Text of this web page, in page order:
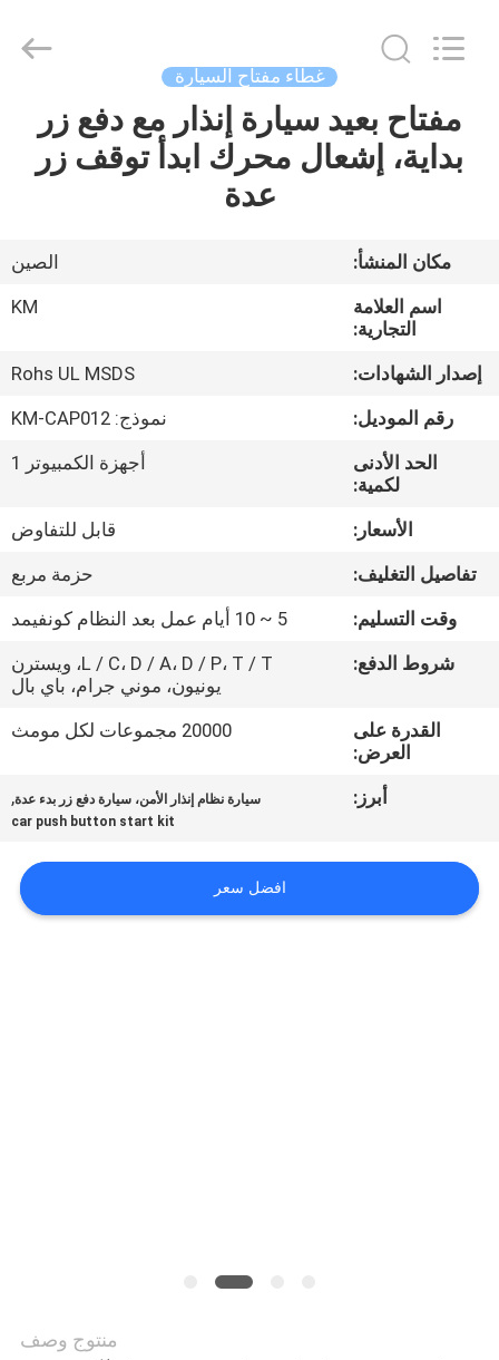
منزل،
بيت
معلومات
جولة
مراقبة
الجودة
اتصل
اقتباس
Technology
Reserved.
غطاء مفتاح السيارة
مفتاح بعيد سيارة إنذار مع دفع زر
بداية، إشعال محرك ابدأ توقف زر
عدة
مكان المنشأ:
الصين
اسم العلامة
التجارية:
KM
إصدار الشهادات:
Rohs UL MSDS
رقم الموديل:
نموذج: KM-CAP012
الحد الأدنى
لكمية:
أجهزة الكمبيوتر 1
الأسعار:
قابل للتفاوض
تفاصيل التغليف:
حزمة مربع
وقت التسليم:
5 ~ 10 أيام عمل بعد النظام كونفيمد
شروط الدفع:
L / C، D / A، D / P، T / T، ويسترن
يونيون، موني جرام، باي بال
القدرة على
العرض:
20000 مجموعات لكل مومث
أبرز: سيارة نظام إنذار الأمن، سيارة دفع زر بدء عدة,
car push button start kit
افضل سعر
منتوج وصف